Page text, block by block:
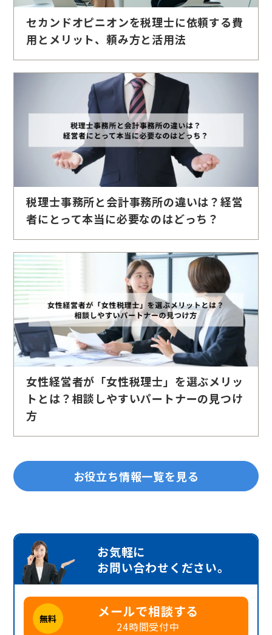
セカンドオピニオンを税理士に依頼する費
用とメリット、頼み方と活用法
税理士事務所と会計事務所の違いは？経営
者にとって本当に必要なのはどっち？
女性経営者が「女性税理士」を選ぶメリッ
トとは？相談しやすいパートナーの見つけ
方
お役立ち情報一覧を見る
お気軽に
お問い合わせください。
無料 メールで相談する
24時間受付中